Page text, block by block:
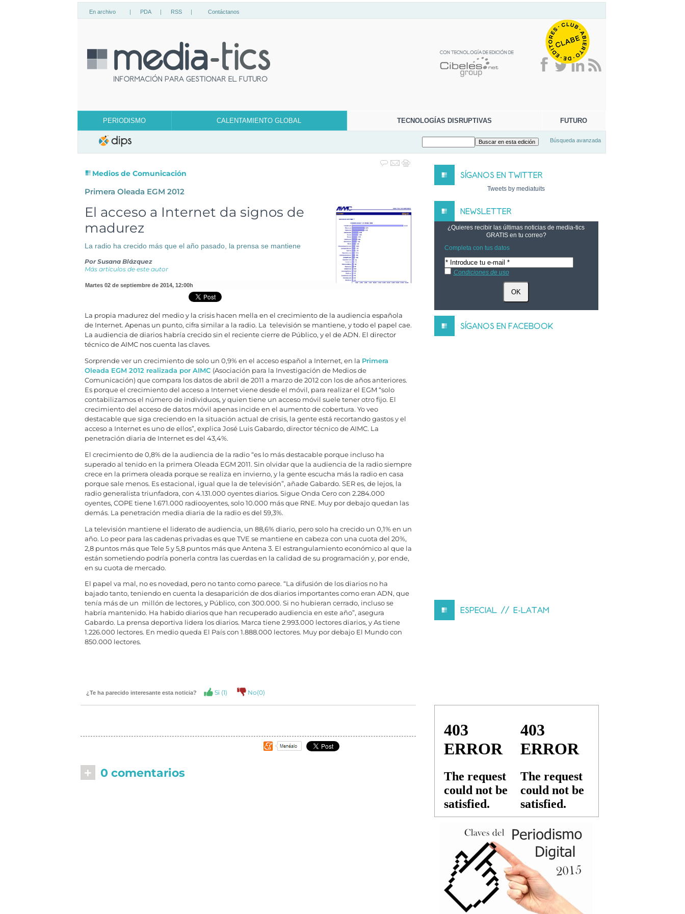
En archivo | PDA | RSS | Contáctanos
PERIODISMO CALENTAMIENTO GLOBAL TECNOLOGÍAS DISRUPTIVAS FUTURO
Búsqueda avanzada
Medios de Comunicación
Primera Oleada EGM 2012
El acceso a Internet da signos de
madurez
La radio ha crecido más que el año pasado, la prensa se mantiene
PorSusana Blázquez
Más artículos de este autor
martes 02 de septiembre de 2014, 12:00h
La propia madurez del medio y la crisis hacen mella en el crecimiento de la audiencia española
de Internet. Apenas un punto, cifra similar a la radio. La televisión se mantiene, y todo el papel cae.
La audiencia de diarios habría crecido sin el reciente cierre de Público, y el de ADN. El director
técnico de AIMC nos cuenta las claves.
Sorprende ver un crecimiento de solo un 0,9% en el acceso español a Internet, en la Primera
Oleada EGM 2012 realizada por AIMC (Asociación para la Investigación de Medios de
Comunicación) que compara los datos de abril de 2011 a marzo de 2012 con los de años anteriores.
Es porque el crecimiento del acceso a Internet viene desde el móvil, para realizar el EGM “solo
contabilizamos el número de individuos, y quien tiene un acceso móvil suele tener otro fijo. El
crecimiento del acceso de datos móvil apenas incide en el aumento de cobertura. Yo veo
destacable que siga creciendo en la situación actual de crisis, la gente está recortando gastos y el
acceso a Internet es uno de ellos”, explica José Luis Gabardo, director técnico de AIMC. La
penetración diaria de Internet es del 43,4%.
El crecimiento de 0,8% de la audiencia de la radio “es lo más destacable porque incluso ha
superado al tenido en la primera Oleada EGM 2011. Sin olvidar que la audiencia de la radio siempre
crece en la primera oleada porque se realiza en invierno, y la gente escucha más la radio en casa
porque sale menos. Es estacional, igual que la de televisión”, añade Gabardo. SER es, de lejos, la
radio generalista triunfadora, con 4.131.000 oyentes diarios. Sigue Onda Cero con 2.284.000
oyentes, COPE tiene 1.671.000 radiooyentes, solo 10.000 más que RNE. Muy por debajo quedan las
demás. La penetración media diaria de la radio es del 59,3%.
La televisión mantiene el liderato de audiencia, un 88,6% diario, pero solo ha crecido un 0,1% en un
año. Lo peor para las cadenas privadas es que TVE se mantiene en cabeza con una cuota del 20%,
2,8 puntos más que Tele 5 y 5,8 puntos más que Antena 3. El estrangulamiento económico al que la
están sometiendo podría ponerla contra las cuerdas en la calidad de su programación y, por ende,
en su cuota de mercado.
El papel va mal, no es novedad, pero no tanto como parece. “La difusión de los diarios no ha
bajado tanto, teniendo en cuenta la desaparición de dos diarios importantes como eran ADN, que
tenía más de un millón de lectores, y Público, con 300.000. Si no hubieran cerrado, incluso se
habría mantenido. Ha habido diarios que han recuperado audiencia en este año”, asegura
Gabardo. La prensa deportiva lidera los diarios. Marca tiene 2.993.000 lectores diarios, y As tiene
1.226.000 lectores. En medio queda El País con 1.888.000 lectores. Muy por debajo El Mundo con
850.000 lectores.
¿Te ha parecido interesante esta noticia? Si (1) No(0)
+ 0 comentarios
Tweets by mediatuits
¿Quieres recibir las últimas noticias de media-tics
GRATISen tu correo?
Completa con tus datos
Condiciones de uso